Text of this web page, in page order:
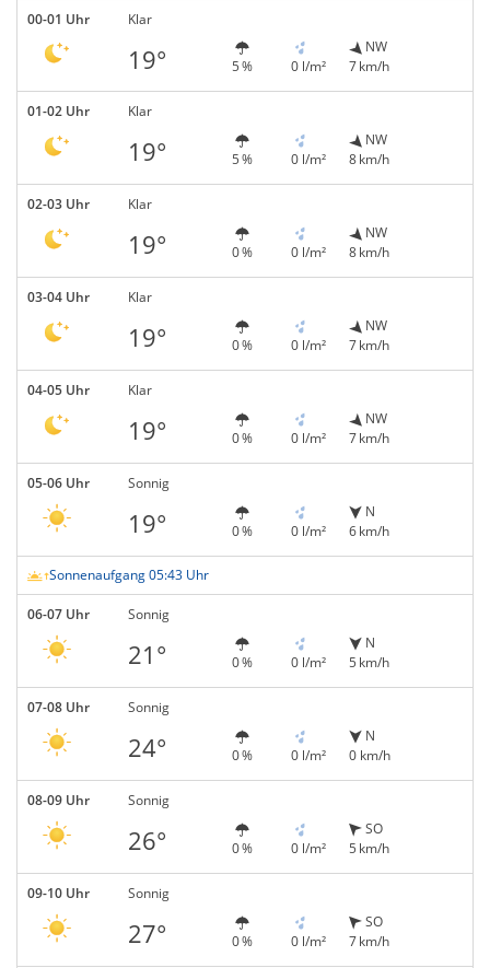
00-01 Uhr Klar
19° 5 % 0 l/m²
NW
7 km/h
01-02 Uhr Klar
19° 5 % 0 l/m²
NW
8 km/h
02-03 Uhr Klar
19° 0 % 0 l/m²
NW
8 km/h
03-04 Uhr Klar
19° 0 % 0 l/m²
NW
7 km/h
04-05 Uhr Klar
19° 0 % 0 l/m²
NW
7 km/h
05-06 Uhr Sonnig
19° 0 % 0 l/m²
N
6 km/h
Sonnenaufgang 05:43 Uhr
06-07 Uhr Sonnig
21° 0 % 0 l/m²
N
5 km/h
07-08 Uhr Sonnig
24° 0 % 0 l/m²
N
0 km/h
08-09 Uhr Sonnig
26° 0 % 0 l/m²
SO
5 km/h
09-10 Uhr Sonnig
27° 0 % 0 l/m²
SO
7 km/h